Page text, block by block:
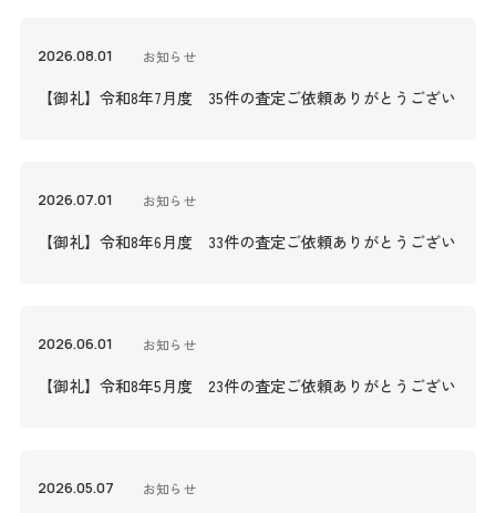
2026.08.01 お知らせ
【御礼】令和8年7月度 35件の査定ご依頼ありがとうございまし
2026.07.01 お知らせ
【御礼】令和8年6月度 33件の査定ご依頼ありがとうございまし
2026.06.01 お知らせ
【御礼】令和8年5月度 23件の査定ご依頼ありがとうございまし
2026.05.07 お知らせ